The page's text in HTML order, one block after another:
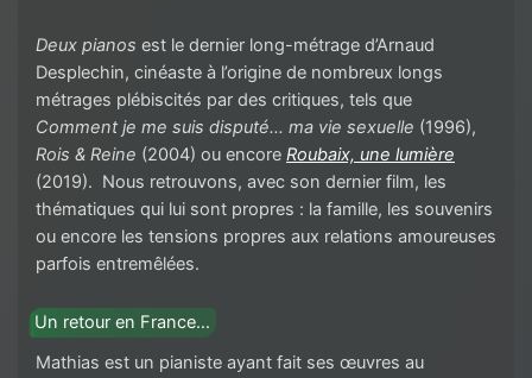
Deux pianos est le dernier long-métrage d’Arnaud
Desplechin, cinéaste à l’origine de nombreux longs
métrages plébiscités par des critiques, tels que
Comment je me suis disputé… ma vie sexuelle (1996),
Rois & Reine (2004) ou encore Roubaix, une lumière
(2019). Nous retrouvons, avec son dernier film, les
thématiques qui lui sont propres : la famille, les souvenirs
ou encore les tensions propres aux relations amoureuses
parfois entremêlées.
Un retour en France…
Mathias est un pianiste ayant fait ses œuvres au